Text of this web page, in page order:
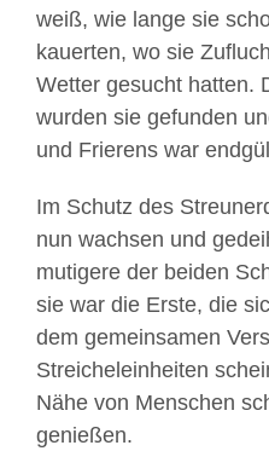
weiß, wie lange sie
kauerten, wo sie
Wetter gesucht hatten.
wurden sie gefunden
und Frierens war
Im Schutz des
nun wachsen und
mutigere der beiden
sie war die Erste, die
dem gemeinsamen
Streicheleinheiten
Nähe von Menschen
genießen.